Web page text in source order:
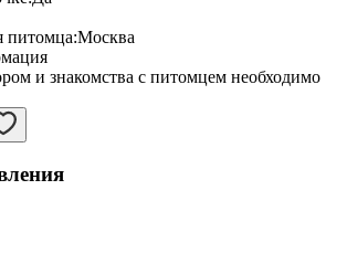
питомца:Москва
и знакомства с питомцем необходимо